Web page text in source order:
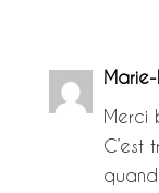
Marie-
Merci
C’est